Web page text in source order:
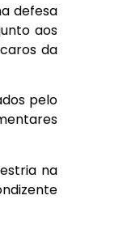
defesa
aos
da
pelo
na